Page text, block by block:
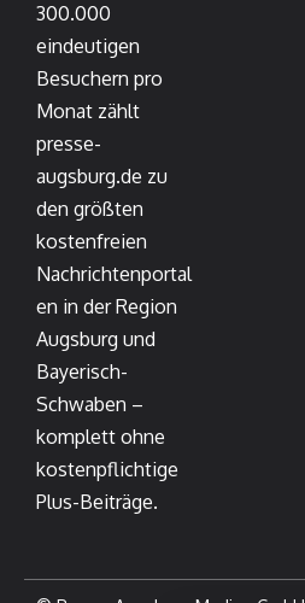
300.000
eindeutigen
Besuchern pro
Monat zählt
presse-
augsburg.de zu
den größten
kostenfreien
Nachrichtenportal
en in der Region
Augsburg und
Bayerisch-
Schwaben –
komplett ohne
kostenpflichtige
Plus-Beiträge.